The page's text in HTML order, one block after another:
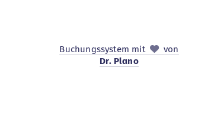
Buchungssystem mit
von
Dr. Plano